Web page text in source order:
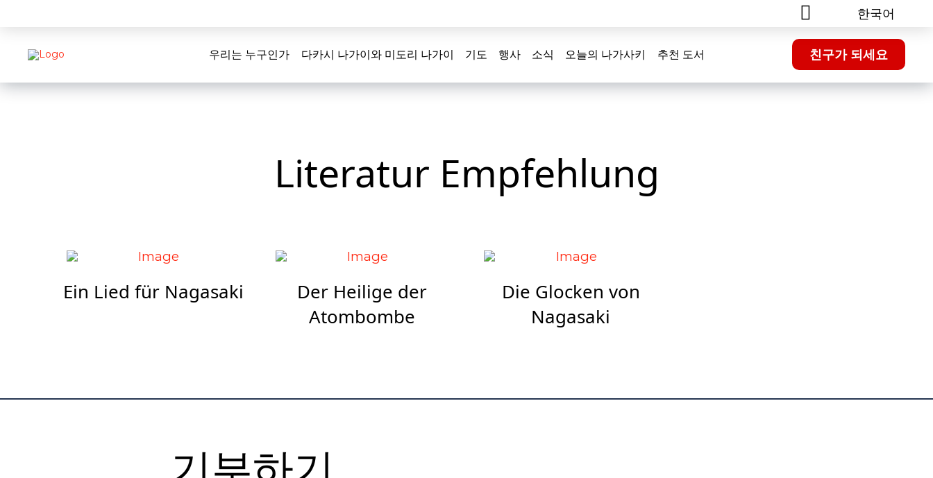
한국어
우리는 누구인가 다카시 나가이와 미도리 나가이 기도 행사 소식 오늘의 나가사키 추천 도서 친구가 되세요
Literatur Empfehlung
Ein Lied für Nagasaki
Der Heilige der
Atombombe
Die Glocken von
Nagasaki
기부하기